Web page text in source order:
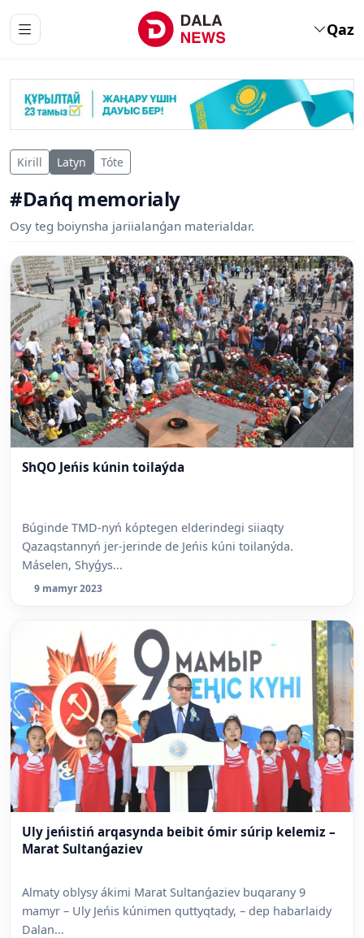
Qaz
Kirill Latyn Tóte
#Dańq memorialy
Osy teg boiynsha jariialanǵan materialdar.
ShQO Jeńis kúnin toilaýda
Búginde TMD-nyń kóptegen elderindegi siiaqty
Qazaqstannyń jer-jerinde de Jeńis kúni toilanýda.
Máselen, Shyǵys...
9 mamyr 2023
Uly jeńistiń arqasynda beibit ómir súrip kelemiz –
Marat Sultanǵaziev
Almaty oblysy ákimi Marat Sultanǵaziev buqarany 9
mamyr – Uly Jeńis kúnimen quttyqtady, – dep habarlaidy
Dalan...